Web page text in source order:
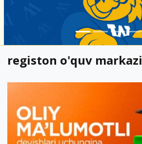
registon o'quv markazi